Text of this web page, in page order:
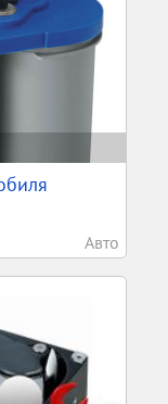
Авто